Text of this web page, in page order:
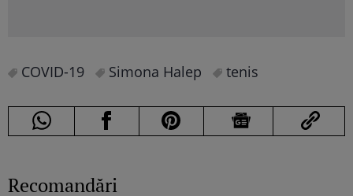
COVID-19 Simona Halep tenis
Recomandări